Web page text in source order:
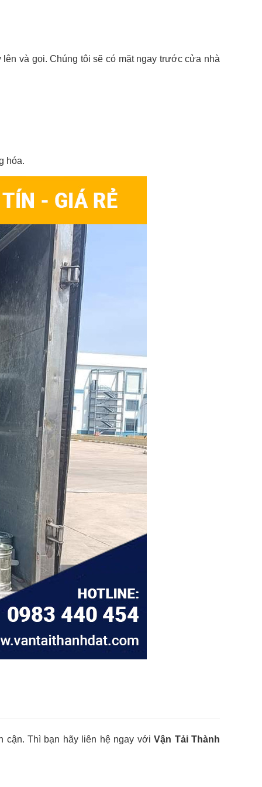
và gọi. Chúng tôi sẽ có mặt ngay trước cửa nhà
hóa.
cận. Thì bạn hãy liên hệ ngay vớiVận Tải Thành